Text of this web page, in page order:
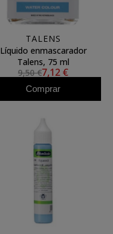
TALENS
Líquido enmascarador
Talens, 75 ml
9,50 €7,12 €
Comprar